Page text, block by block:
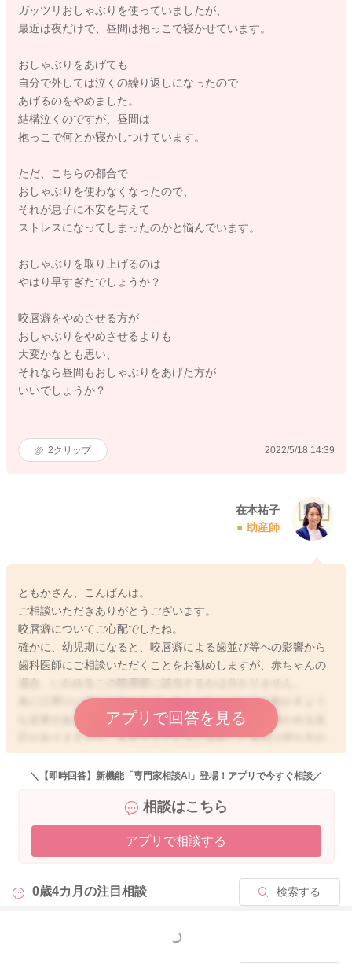
ガッツリおしゃぶりを使っていましたが、
最近は夜だけで、昼間は抱っこで寝かせています。
おしゃぶりをあげても
自分で外しては泣くの繰り返しになったので
あげるのをやめました。
結構泣くのですが、昼間は
抱っこで何とか寝かしつけています。
ただ、こちらの都合で
おしゃぶりを使わなくなったので、
それが息子に不安を与えて
ストレスになってしまったのかと悩んでいます。
おしゃぶりを取り上げるのは
やはり早すぎたでしょうか？
咬唇癖をやめさせる方が
おしゃぶりをやめさせるよりも
大変かなとも思い、
それなら昼間もおしゃぶりをあげた方が
いいでしょうか？
2クリップ 2022/5/18 14:39
在本祐子
助産師
ともかさん、こんばんは。
ご相談いただきありがとうございます。
咬唇癖についてご心配でしたね。
確かに、幼児期になると、咬唇癖による歯並び等への影響から
歯科医師にご相談いただくことをお勧めしますが、赤ちゃんの
場合、いわゆるこの咬唇癖に該当するかは分かりません。
単に口周りに何かが当たれば、チュパチュパと口を動かすよう
な反射がある時期ですし、何でも口に入れて舐めて確かめる反
応がありますから、あまりストレスに直結した発想は持ち合わ
せていません。
非常に多くの乳児のお子さんがしている動作と思います。
気にかかる場合には、健診時に医師にもご相談くださいね。
一般的におしゃぶりは不要と思います。
どうぞよろしくお願いします。
アプリで回答を見る
＼【即時回答】新機能「専門家相談AI」登場！アプリで今すぐ相談／
相談はこちら
アプリで相談する
0歳4カ月の注目相談 検索する
もっと見る